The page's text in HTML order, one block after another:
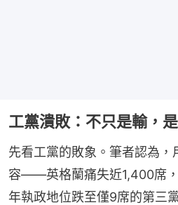
工黨潰敗：不只是輸，
先看工黨的敗象。筆者認為
容——英格蘭痛失近1,400席
年執政地位跌至僅9席的第三